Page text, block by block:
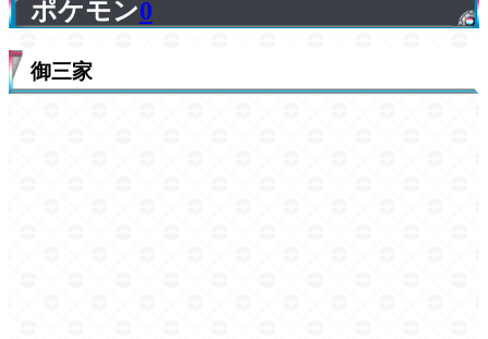
ポケモン0
御三家